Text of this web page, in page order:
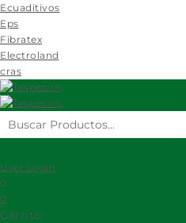
Ecuaditivos
Eps
Fibratex
Electroland
cras
User Login
0
0
Carrito